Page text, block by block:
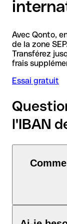
Avec Qonto,
de la zone
Transférez
frais
Essai gratuit
l'IBAN
L'IBAN en